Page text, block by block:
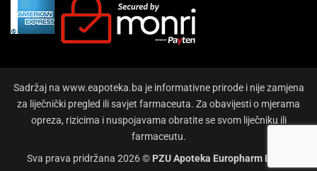
Sadržaj na www.eapoteka.ba je informativne prirode i nije zamjena
za liječnički pregled ili savjet farmaceuta. Za obavijesti o mjerama
opreza, rizicima i nuspojavama obratite se svom liječniku ili
farmaceutu.
Sva prava pridržana 2026 © PZU Apoteka Europharm Bihać